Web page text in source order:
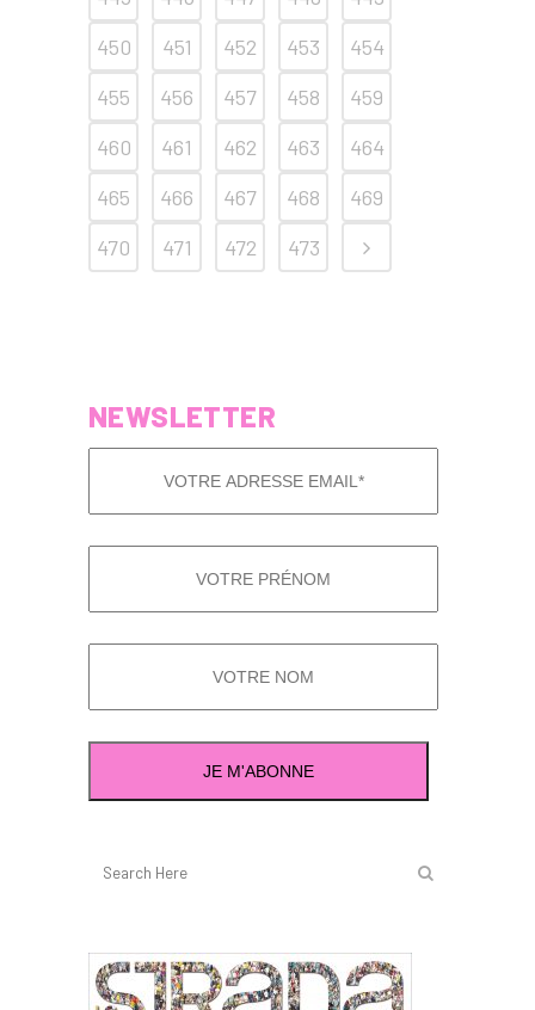
450
451 452 453
454
455
456 457 458
459
460
461 462 463
464
465
466 467 468
469
470
471 472 473
NEWSLETTER